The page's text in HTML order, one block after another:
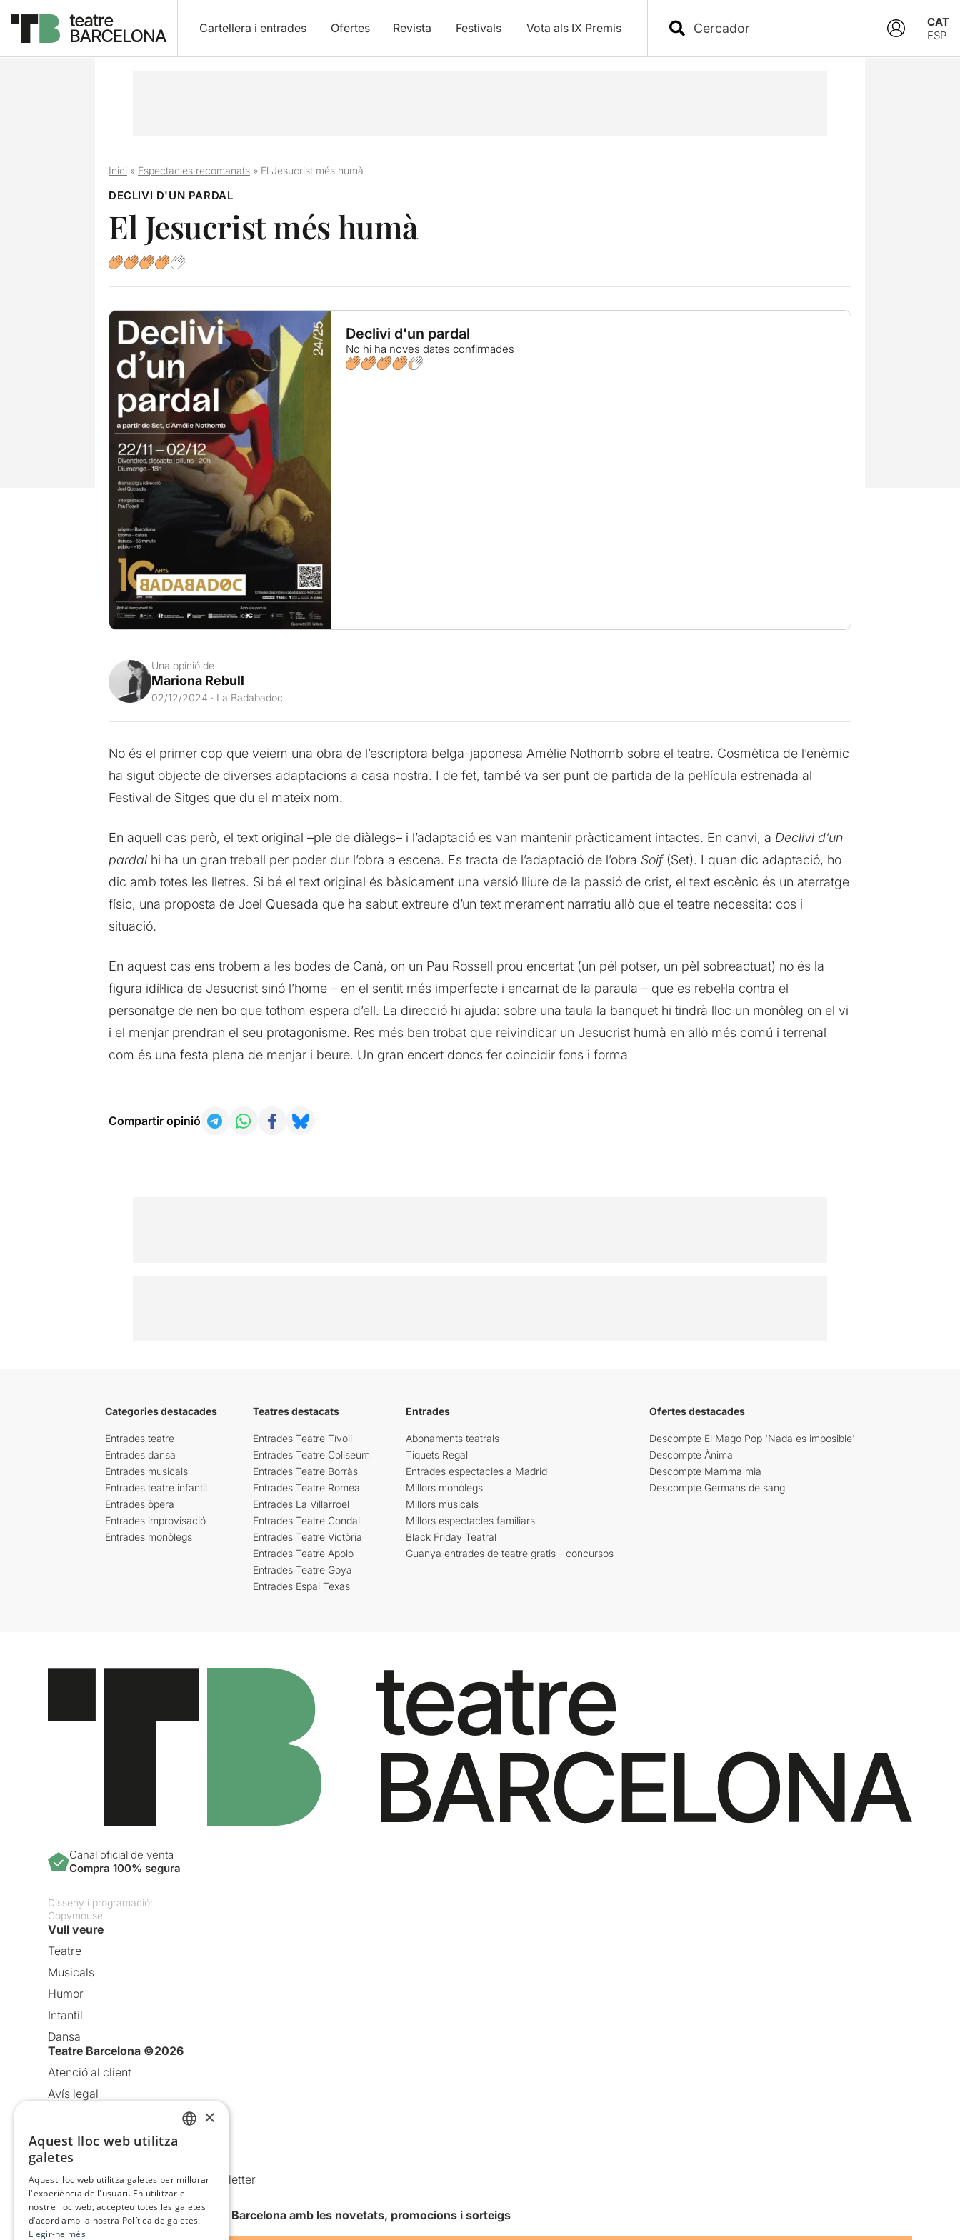
Cartellera i entrades Ofertes Revista Festivals Vota als IX Premis
CAT
ESP
Inici» Espectacles recomanats» El Jesucrist més humà
DECLIVI D'UN PARDAL
El Jesucrist més humà
Declivi d'un pardal
No hi ha noves dates confirmades
Una opinió de
Mariona Rebull
02/12/2024 · La Badabadoc
No és el primer cop que veiem una obra de l’escriptora belga-japonesa Amélie Nothomb sobre el teatre. Cosmètica de l’enèmic
ha sigut objecte de diverses adaptacions a casa nostra. I de fet, també va ser punt de partida de la pel·lícula estrenada al
Festival de Sitges que du el mateix nom.
En aquell cas però, el text original –ple de diàlegs– i l’adaptació es van mantenir pràcticament intactes. En canvi, a Declivi d’un
pardalhi ha un gran treball per poder dur l’obra a escena. Es tracta de l’adaptació de l’obra Soif(Set). I quan dic adaptació, ho
dic amb totes les lletres. Si bé el text original és bàsicament una versió lliure de la passió de crist, el text escènic és un aterratge
físic, una proposta de Joel Quesada que ha sabut extreure d’un text merament narratiu allò que el teatre necessita: cos i
situació.
En aquest cas ens trobem a les bodes de Canà, on un Pau Rossell prou encertat (un pél potser, un pèl sobreactuat) no és la
figura idíl·lica de Jesucrist sinó l’home – en el sentit més imperfecte i encarnat de la paraula – que es rebel·la contra el
personatge de nen bo que tothom espera d’ell. La direcció hi ajuda: sobre una taula la banquet hi tindrà lloc un monòleg on el vi
i el menjar prendran el seu protagonisme. Res més ben trobat que reivindicar un Jesucrist humà en allò més comú i terrenal
com és una festa plena de menjar i beure. Un gran encert doncs fer coincidir fons i forma
Compartir opinió
Categories destacades
Entrades teatre
Entrades dansa
Entrades musicals
Entrades teatre infantil
Entrades òpera
Entrades improvisació
Entrades monòlegs
Teatres destacats
Entrades Teatre Tívoli
Entrades Teatre Coliseum
Entrades Teatre Borràs
Entrades Teatre Romea
Entrades La Villarroel
Entrades Teatre Condal
Entrades Teatre Victòria
Entrades Teatre Apolo
Entrades Teatre Goya
Entrades Espai Texas
Entrades
Abonaments teatrals
Tiquets Regal
Entrades espectacles a Madrid
Millors monòlegs
Millors musicals
Millors espectacles familiars
Black Friday Teatral
Guanya entrades de teatre gratis - concursos
Ofertes destacades
Descompte El Mago Pop 'Nada es imposible'
Descompte Ànima
Descompte Mamma mia
Descompte Germans de sang
Canal oficial de venta
Compra 100% segura
Disseny i programació:
Copymouse
Vull veure
Teatre
Musicals
Humor
Infantil
Dansa
Teatre Barcelona ©2026
Atenció al client
Avís legal
Política de cookies
Condicions d’ús
Comunicacions comercials i Newsletter
Anuncia’t
Vull rebre la newsletter de Teatre Barcelona amb les novetats, promocions i sorteigs
×
Aquest lloc web utilitza
galetes
Aquest lloc web utilitza galetes per millorar
l'experiència de l'usuari. En utilitzar el
nostre lloc web, accepteu totes les galetes
d’acord amb la nostra Política de galetes.
Llegir-ne més